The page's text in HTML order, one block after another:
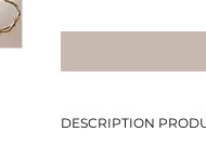
DESCRIPTION